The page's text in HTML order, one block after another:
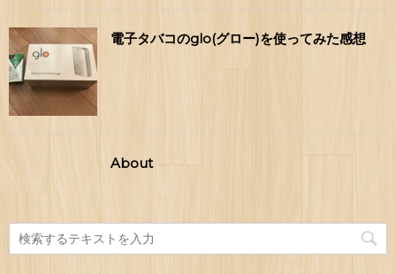
電子タバコのglo(グロー)を使ってみた感想
About